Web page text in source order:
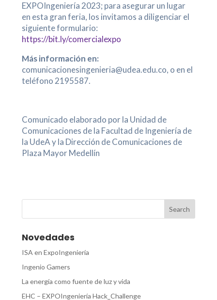
EXPOIngeniería 2023; para asegurar un lugar
en esta gran feria, los invitamos a diligenciar el
siguiente formulario:
https://bit.ly/comercialexpo
Más información en:
comunicacionesingenieria@udea.edu.co, o en el
teléfono 2195587.
Comunicado elaborado por la Unidad de
Comunicaciones de la Facultad de Ingeniería de
la UdeA y la Dirección de Comunicaciones de
Plaza Mayor Medellín
Novedades
ISA en ExpoIngeniería
Ingenio Gamers
La energía como fuente de luz y vida
EHC – EXPOIngeniería Hack_Challenge